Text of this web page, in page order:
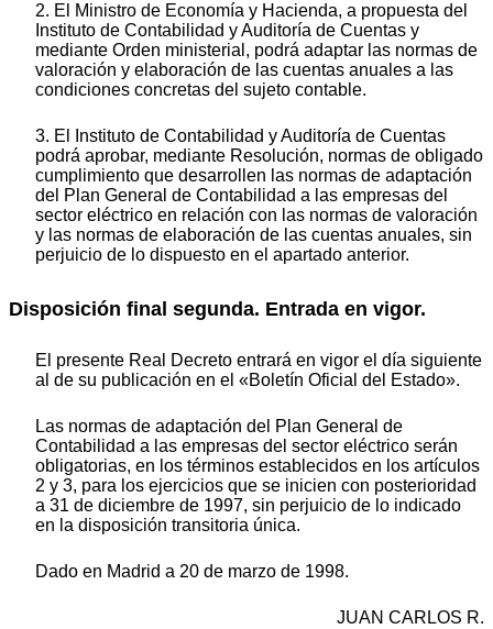
2. El Ministro de Economía y Hacienda, a propuesta del
Instituto de Contabilidad y Auditoría de Cuentas y
mediante Orden ministerial, podrá adaptar las normas de
valoración y elaboración de las cuentas anuales a las
condiciones concretas del sujeto contable.
3. El Instituto de Contabilidad y Auditoría de Cuentas
podrá aprobar, mediante Resolución, normas de obligado
cumplimiento que desarrollen las normas de adaptación
del Plan General de Contabilidad a las empresas del
sector eléctrico en relación con las normas de valoración
y las normas de elaboración de las cuentas anuales, sin
perjuicio de lo dispuesto en el apartado anterior.
Disposición final segunda. Entrada en vigor.
El presente Real Decreto entrará en vigor el día siguiente
al de su publicación en el «Boletín Oficial del Estado».
Las normas de adaptación del Plan General de
Contabilidad a las empresas del sector eléctrico serán
obligatorias, en los términos establecidos en los artículos
2 y 3, para los ejercicios que se inicien con posterioridad
a 31 de diciembre de 1997, sin perjuicio de lo indicado
en la disposición transitoria única.
Dado en Madrid a 20 de marzo de 1998.
JUAN CARLOS R.